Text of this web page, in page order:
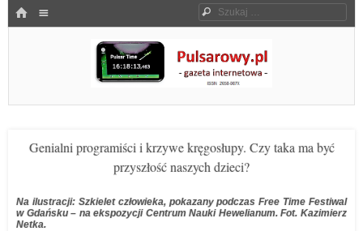
HOME Szukaj
Pulsarowy.pl
Genialni programiści i krzywe kręgosłupy. Czy taka ma być
przyszłość naszych dzieci?
Na ilustracji: Szkielet człowieka, pokazany podczas Free Time Festiwal
w Gdańsku – na ekspozycji Centrum Nauki Hewelianum. Fot. Kazimierz
Netka.